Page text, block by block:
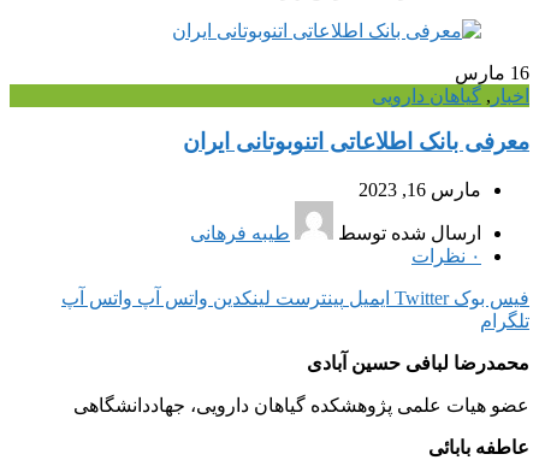
16 مارس
اخبار , گیاهان دارویی
معرفی بانک اطلاعاتی اتنوبوتانی ایران
مارس 16, 2023
ارسال شده توسط
طیبه فرهانی
۰ نظرات
فیس بوک Twitter ایمیل پینترست لینکدین واتس آپ واتس آپ
تلگرام
محمدرضا لبافی حسین آبادی
عضو هیات علمی پژوهشکده گیاهان دارویی، جهاددانشگاهی
عاطفه بابائی